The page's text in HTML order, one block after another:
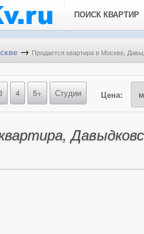
ПОИСК КВАРТИР
→ Продается квартира в Москве,
4 5+ Студии Цена: